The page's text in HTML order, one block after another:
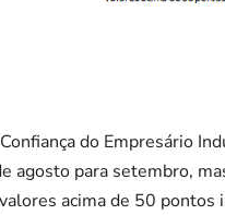
do Empresário
agosto para setembro,
acima de 50 pontos